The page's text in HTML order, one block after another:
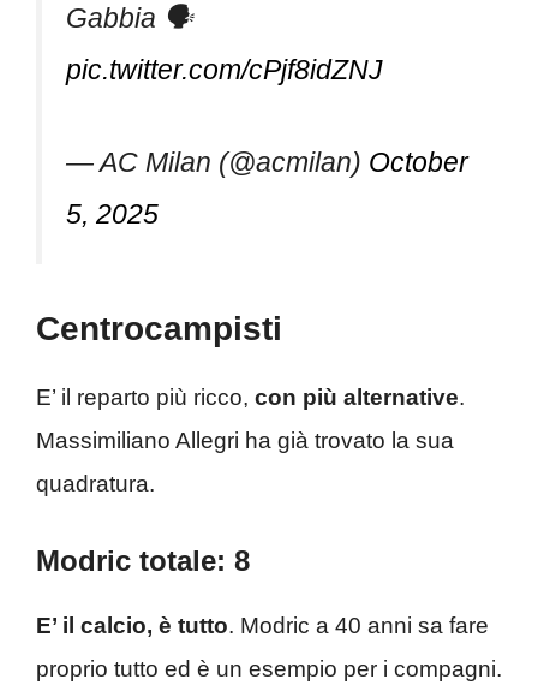
Gabbia 🗣️
pic.twitter.com/cPjf8idZNJ
— AC Milan (@acmilan) October
5, 2025
Centrocampisti
E’ il reparto più ricco, con più alternative.
Massimiliano Allegri ha già trovato la sua
quadratura.
Modric totale: 8
E’ il calcio, è tutto. Modric a 40 anni sa fare
proprio tutto ed è un esempio per i compagni.